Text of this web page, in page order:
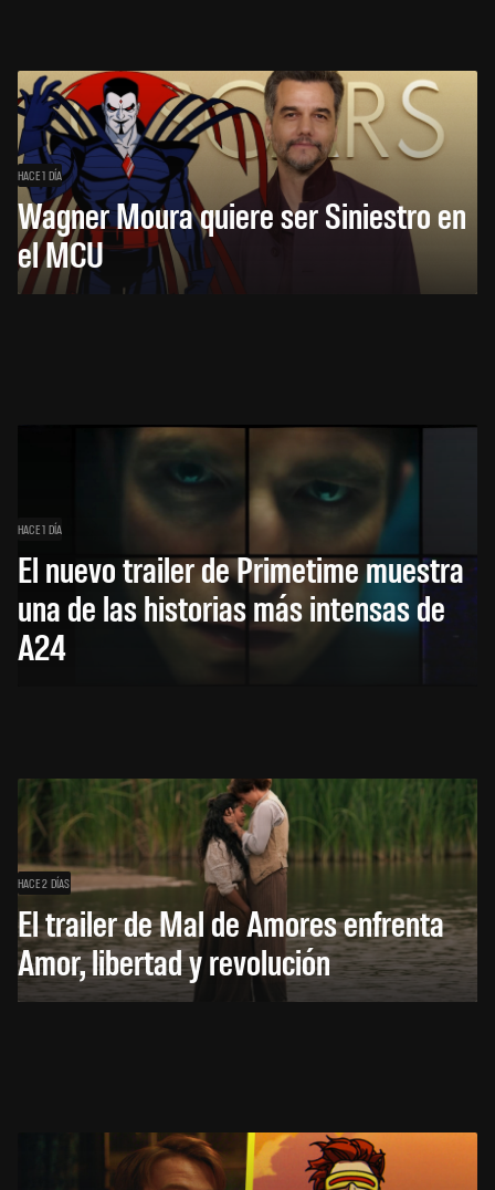
HACE 1 DÍA
Wagner Moura quiere ser Siniestro en
el MCU
HACE 1 DÍA
El nuevo trailer de Primetime muestra
una de las historias más intensas de
A24
HACE 2 DÍAS
El trailer de Mal de Amores enfrenta
Amor, libertad y revolución